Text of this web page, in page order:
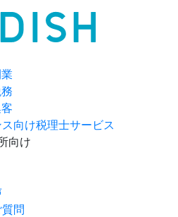
向け税理士サービス
向け
問